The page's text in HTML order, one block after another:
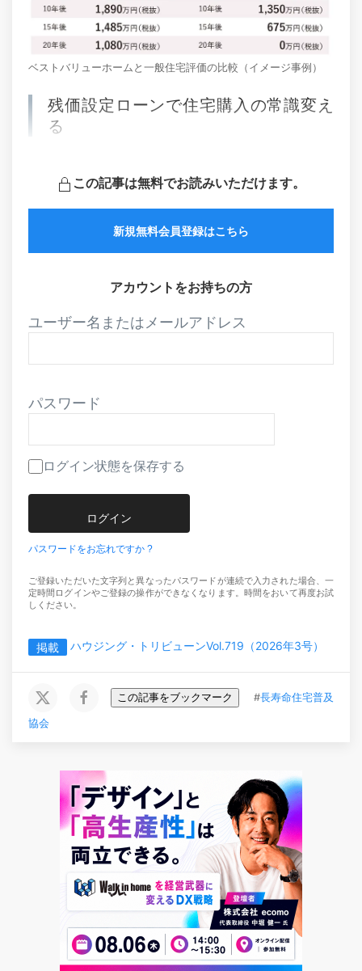
ベストバリューホームと一般住宅評価の比較（イメージ事例）
残価設定ローンで住宅購入の常識変え
る
この記事は無料でお読みいただけます。
新規無料会員登録はこちら
アカウントをお持ちの方
ユーザー名またはメールアドレス
パスワード
ログイン状態を保存する
パスワードをお忘れですか ?
ご登録いただいた文字列と異なったパスワードが連続で入力された場合、一
定時間ログインやご登録の操作ができなくなります。時間をおいて再度お試
しください。
掲載 ハウジング・トリビューンVol.719（2026年3号）
この記事をブックマーク #長寿命住宅普及
協会